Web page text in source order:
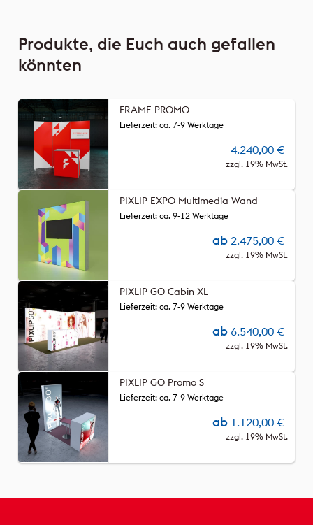
Produkte, die Euch auch gefallen
könnten
FRAME PROMO
Lieferzeit: ca. 7-9 Werktage
4.240,00 €
zzgl. 19% MwSt.
PIXLIP EXPO Multimedia Wand
ab 2.475,00 €
zzgl. 19% MwSt.
Lieferzeit: ca. 9-12 Werktage
PIXLIP GO Cabin XL
ab 6.540,00 €
zzgl. 19% MwSt.
Lieferzeit: ca. 7-9 Werktage
PIXLIP GO Promo S
ab 1.120,00 €
zzgl. 19% MwSt.
Lieferzeit: ca. 7-9 Werktage